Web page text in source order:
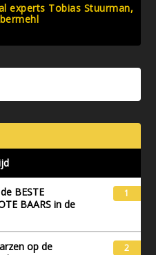
experts Tobias Stuurman,
BESTE
BAARS in de
1
op de
2